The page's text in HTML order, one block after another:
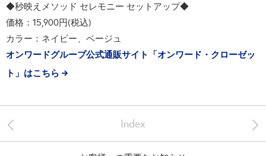
◆秒映えメソッド セレモニー セットアップ◆
価格：15,900円(税込)
カラー：ネイビー、ベージュ
オンワードグループ公式通販サイト「オンワード・クローゼッ
ト」はこちら
< >
Index